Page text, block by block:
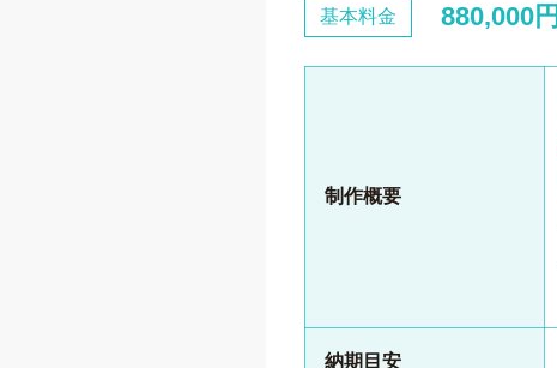
基本料金 880,000円
制作概要
納期目安